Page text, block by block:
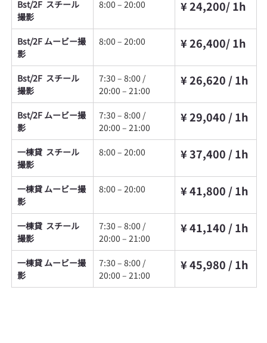
Bst/2F  スチール
撮影
8:00 – 20:00 ¥ 24,200/ 1h
Bst/2F ムービー撮
影
8:00 – 20:00 ¥ 26,400/ 1h
Bst/2F  スチール
撮影
7:30 – 8:00 /
20:00 – 21:00
¥ 26,620 / 1h
Bst/2F ムービー撮
影
7:30 – 8:00 /
20:00 – 21:00
¥ 29,040 / 1h
一棟貸  スチール
撮影
8:00 – 20:00 ¥ 37,400 / 1h
一棟貸 ムービー撮
影
8:00 – 20:00 ¥ 41,800 / 1h
一棟貸  スチール
撮影
7:30 – 8:00 /
20:00 – 21:00
¥ 41,140 / 1h
一棟貸 ムービー撮
影
7:30 – 8:00 /
20:00 – 21:00
¥ 45,980 / 1h